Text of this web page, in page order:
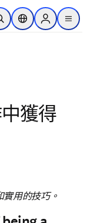
容
開搜尋位置選擇器Sign in to
menu
獲得
實用的技巧。